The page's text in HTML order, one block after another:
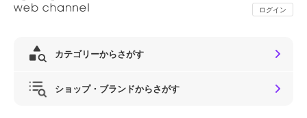
ログイン
カテゴリーからさがす
ショップ・ブランドからさがす